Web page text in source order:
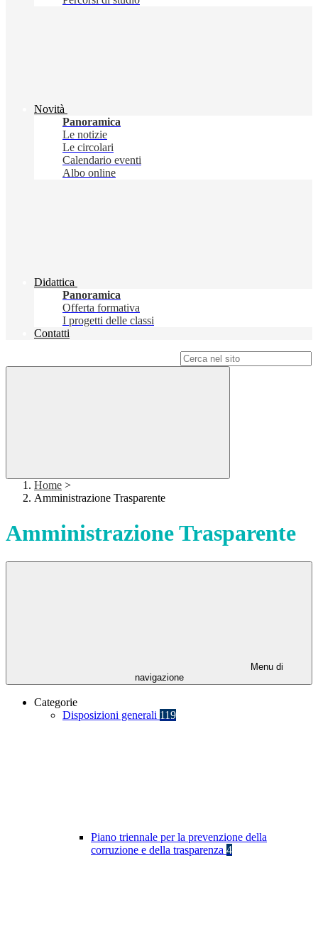
Novità
Panoramica
Le notizie
Le circolari
Calendario eventi
Albo online
Didattica
Panoramica
Offerta formativa
I progetti delle classi
Contatti
Home >
Amministrazione Trasparente
Amministrazione Trasparente
Menu di
navigazione
Categorie
Disposizioni generali 119
Piano triennale per la prevenzione della
corruzione e della trasparenza 4